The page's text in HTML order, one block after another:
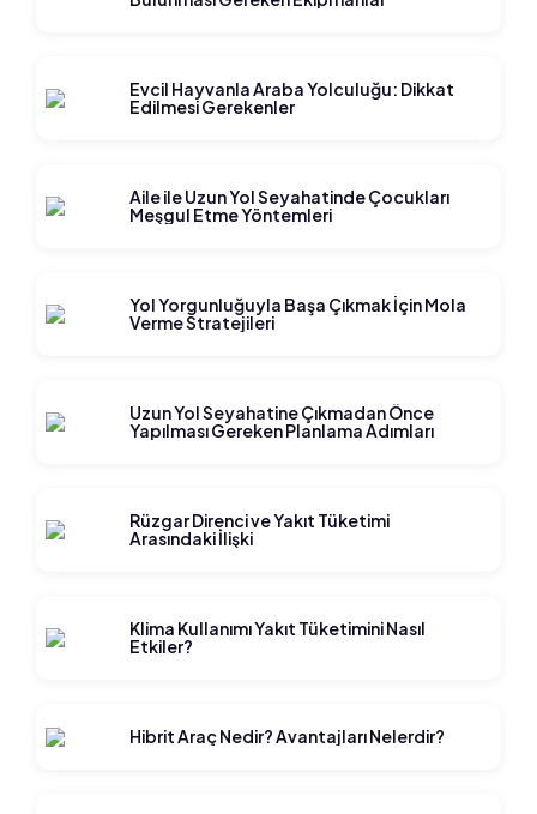
Evcil Hayvanla Araba Yolculuğu: Dikkat
Edilmesi Gerekenler
Aile ile Uzun Yol Seyahatinde Çocukları
Meşgul Etme Yöntemleri
Yol Yorgunluğuyla Başa Çıkmak İçin Mola
Verme Stratejileri
Uzun Yol Seyahatine Çıkmadan Önce
Yapılması Gereken Planlama Adımları
Rüzgar Direnci ve Yakıt Tüketimi
Arasındaki İlişki
Klima Kullanımı Yakıt Tüketimini Nasıl
Etkiler?
Hibrit Araç Nedir? Avantajları Nelerdir?